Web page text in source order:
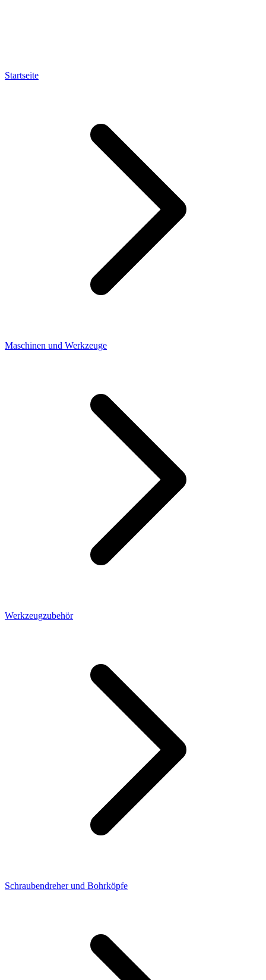
Startseite
Maschinen und Werkzeuge
Werkzeugzubehör
Schraubendreher und Bohrköpfe